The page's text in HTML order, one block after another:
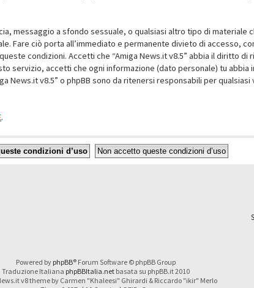
messaggio a sfondo sessuale, o qualsiasi altro tipo di materiale
Fare ciò porta all’immediato e permanente divieto di accesso,
condizioni. Accetti che “Amiga News.it v8.5” abbia il diritto
servizio, accetti che ogni informazione (dato personale) tu abbia
News.it v8.5” o phpBB sono da ritenersi responsabili per
.
Powered by phpBB® Forum Software © phpBB Group
Traduzione Italiana phpBBItalia.netbasata su phpBB.it 2010
v8 theme by Carmen "Khaleesi" Ghirardi & Riccardo "ikir" Merlo